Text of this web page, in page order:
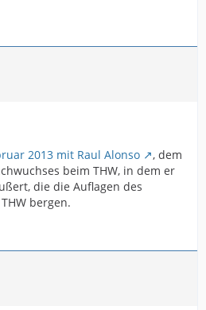
2013 mit Raul Alonso
, dem
beim THW, in dem er
die die Auflagen des
bergen.